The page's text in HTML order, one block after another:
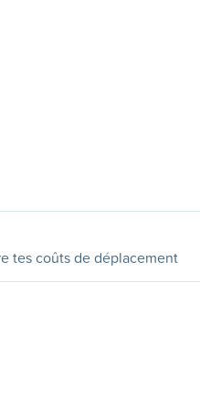
tes coûts de déplacement